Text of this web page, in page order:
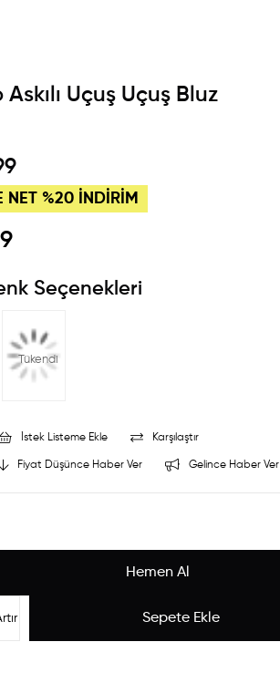
Uçuş Uçuş Bluz
NET %20 İNDİRİM
Seçenekleri
Tükendi
İstek Listeme Ekle Karşılaştır
Fiyat Düşünce Haber Ver Gelince Haber Ver